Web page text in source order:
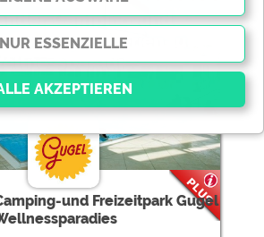
Camping-und
Gugel - Ferien- u.
und Freizeitpark Gugel
grundlegende
einwandfreie Funktion der
Ohne diese Cookies
nicht funktionieren.